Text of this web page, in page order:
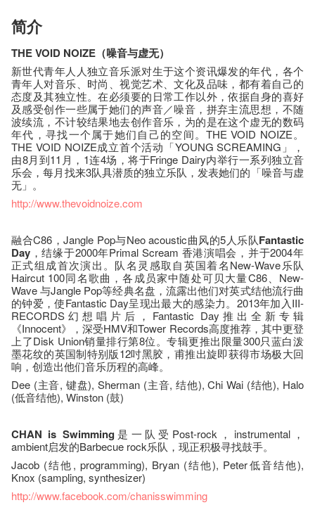
简介
THE VOID NOIZE（噪音与虚无）
新世代青年人人独立音乐派对生于这个资讯爆发的年代，各个
青年人对音乐、时尚、视觉艺术、文化及品味，都有着自己的
态度及其独立性。在必须要的日常工作以外，依据自身的喜好
及感受创作一些属于她们的声音／噪音，拼弃主流思想，不随
波续流，不计较结果地去创作音乐，为的是在这个虚无的数码
年代，寻找一个属于她们自己的空间。THE VOID NOIZE。
THE VOID NOIZE成立首个活动「YOUNG SCREAMING」，
由8月到11月，1连4场，将于Fringe Dairy内举行一系列独立音
乐会，每月找来3队具潜质的独立乐队，发表她们的「噪音与虚
无」。
http://www.thevoidnoize.com
融合C86，Jangle Pop与Neo acoustic曲风的5人乐队Fantastic
Day ，结缘于2000年Primal Scream 香港演唱会，并于2004年
正式组成首次演出。队名灵感取自英国着名New-Wave乐队
Haircut 100同名歌曲，各成员家中随处可贝大量C86、New-
Wave 与Jangle Pop等经典名盘，流露出他们对英式结他流行曲
的钟爱，使Fantastic Day呈现出最大的感染力。2013年加入III-
RECORDS幻想唱片后，Fantastic Day推出全新专辑
《Innocent》，深受HMV和Tower Records高度推荐，其中更登
上了Disk Union销量排行第8位。专辑更推出限量300只蓝白泼
墨花纹的英国制特别版12吋黑胶，甫推出旋即获得市场极大回
响，创造出他们音乐历程的高峰。
Dee (主音, 键盘), Sherman (主音, 结他), Chi Wai (结他), Halo
(低音结他), Winston (鼓)
CHAN is Swimming 是一队受Post-rock，instrumental，
ambient启发的Barbecue rock乐队，现正积极寻找鼓手。
Jacob (结他, programming), Bryan (结他), Peter低音结他),
Knox (sampling, synthesizer)
http://www.facebook.com/chanisswimming